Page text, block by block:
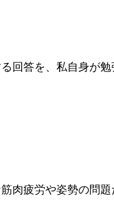
回答を、私自身が
肉疲労や姿勢の問題